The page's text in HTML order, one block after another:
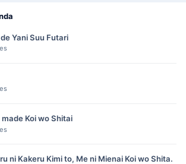
Yani Suu Futari
made Koi wo Shitai
ni Kakeru Kimi to, Me ni Mienai Koi wo Shita.